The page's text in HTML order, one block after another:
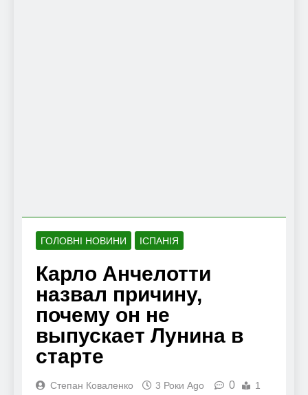
ГОЛОВНІ НОВИНИ ІСПАНІЯ
Карло Анчелотти
назвал причину,
почему он не
выпускает Лунина в
старте
Степан Коваленко 3 Роки Ago 0
1